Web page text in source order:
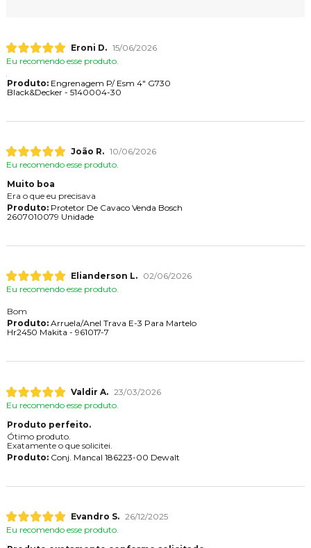
Eroni D. 15/06/2026
Eu recomendo esse produto.
Produto:Engrenagem P/ Esm 4" G730
Black&Decker - 5140004-30
João R. 10/06/2026
Eu recomendo esse produto.
Muito boa
Era o que eu precisava
Produto:Protetor De Cavaco Venda Bosch
2607010079 Unidade
Elianderson L.
02/06/2026
Eu recomendo esse produto.
Bom
Produto:Arruela/Anel Trava E-3 Para Martelo
Hr2450 Makita - 961017-7
Valdir A. 23/03/2026
Eu recomendo esse produto.
Produto perfeito.
Ótimo produto.
Exatamente o que solicitei.
Produto:Conj. Mancal 186223-00 Dewalt
Evandro S. 26/12/2025
Eu recomendo esse produto.